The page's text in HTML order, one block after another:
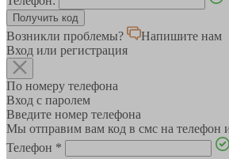
Возникли проблемы?
Напишите нам
Вход или регистрация
По номеру телефона
Вход с паролем
Введите номер телефона
Мы отправим вам код в смс на телефон
Телефон *